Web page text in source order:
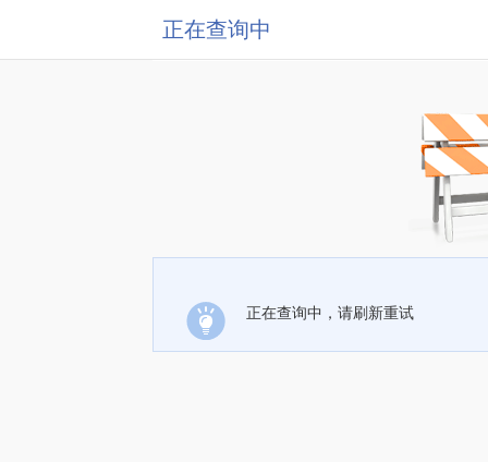
正在查询中
正在查询中，请刷新重试